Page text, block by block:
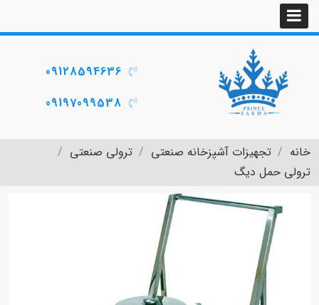
09128594636
09197099538
خانه تجهیزات آشپزخانه صنعتی
ترولی صنعتی
ترولی حمل دیگ